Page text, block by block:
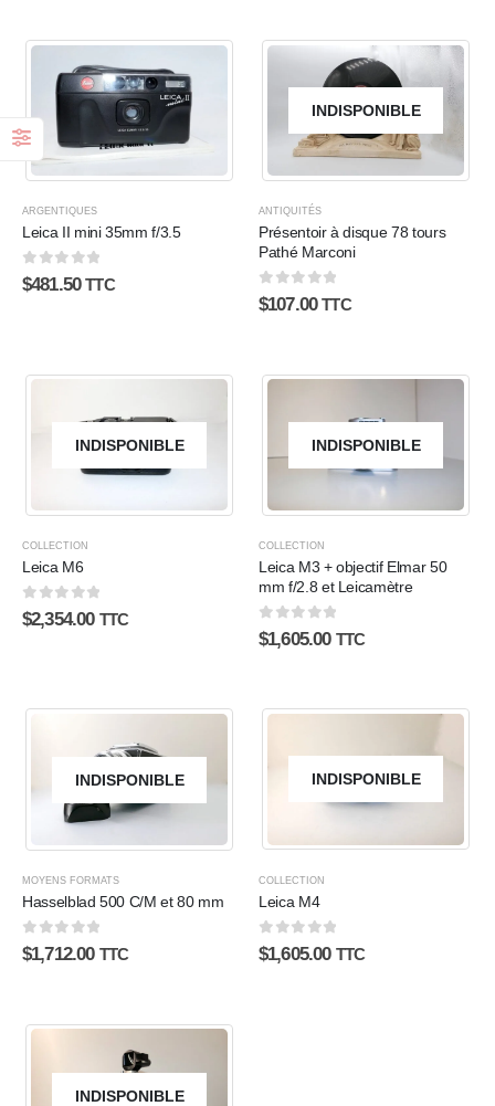
ARGENTIQUES
Leica II mini 35mm f/3.5
0sur 5
$481.50 TTC
INDISPONIBLE
ANTIQUITÉS
Présentoir à disque 78 tours
Pathé Marconi
0sur 5
$107.00 TTC
INDISPONIBLE
COLLECTION
Leica M6
0sur 5
$2,354.00 TTC
INDISPONIBLE
COLLECTION
Leica M3 + objectif Elmar 50
mm f/2.8 et Leicamètre
0sur 5
$1,605.00 TTC
INDISPONIBLE
MOYENS FORMATS
Hasselblad 500 C/M et 80 mm
0sur 5
$1,712.00 TTC
INDISPONIBLE
COLLECTION
Leica M4
0sur 5
$1,605.00 TTC
INDISPONIBLE